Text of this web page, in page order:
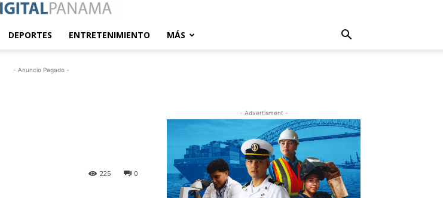
DEPORTES ENTRETENIMIENTO MÁS
- Anuncio Pagado -
0
225
- Advertisment -